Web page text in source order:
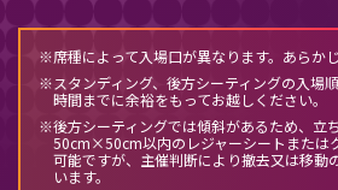
BEYOND EXPO STAGE Lemino
2025.7.15
BEYOND EXPO STAGE 出演ア
※席種によって入場口が異なります。あらか
※スタンディング、後方シーティングの入場
時間までに余裕をもってお越しください。
※後方シーティングでは傾斜があるため、立
50cm×50cm以内のレジャーシートまたは
可能ですが、主催判断により撤去又は移動
います。